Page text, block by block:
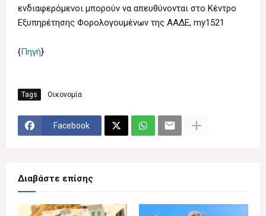
ενδιαφερόμενοι μπορούν να απευθύνονται στο Κέντρο
Εξυπηρέτησης Φορολογουμένων της ΑΑΔΕ, my1521
{Πηγή}
Tags Οικονομία
Facebook
Διαβάστε επίσης